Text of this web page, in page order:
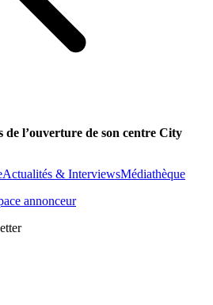
de l’ouverture de son centre City
Actualités & InterviewsMédiathèque
annonceur